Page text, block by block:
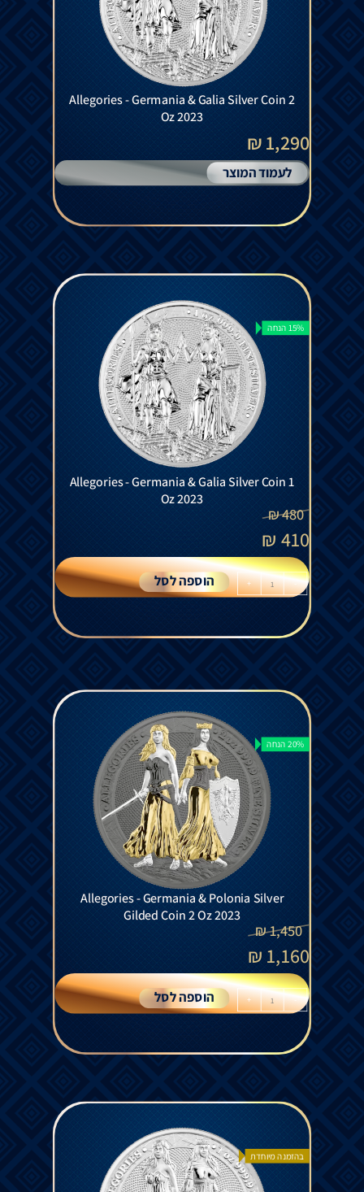
Allegories - Germania & Galia Silver Coin 2
Oz 2023
1,290 ₪
לעמוד המוצר
15% הנחה
Allegories - Germania & Galia Silver Coin 1
Oz 2023
480
₪
410
₪
-
+ הוספה לסל
20% הנחה
Allegories - Germania & Polonia Silver
Gilded Coin 2 Oz 2023
1,450
₪
1,160
₪
-
+ הוספה לסל
בהזמנה מיוחדת